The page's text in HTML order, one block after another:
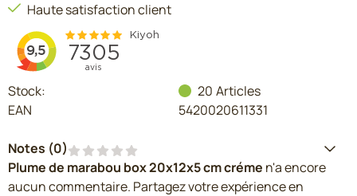
Haute satisfaction client
Stock: 20 Articles
EAN
5420020611331
Notes (0)
Plume de marabou box 20x12x5 cm créme n'a encore
aucun commentaire. Partagez votre expérience en